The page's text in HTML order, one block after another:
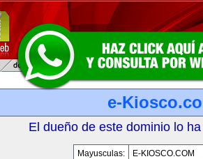
e-
El dueño de este dominio lo
Mayusculas:
E-KIOSCO.COM